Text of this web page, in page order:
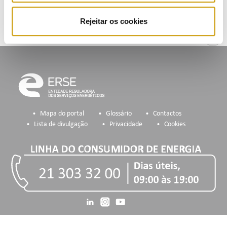
Rejeitar os cookies
Mapa do portal Glossário
Contactos
Lista de divulgação
Privacidade Cookies